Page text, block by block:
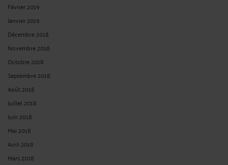
Février 2019
Janvier 2019
Décembre 2018
Novembre 2018
Octobre 2018
Septembre 2018
Août 2018
Juillet 2018
Juin 2018
Mai 2018
Avril 2018
Mars 2018